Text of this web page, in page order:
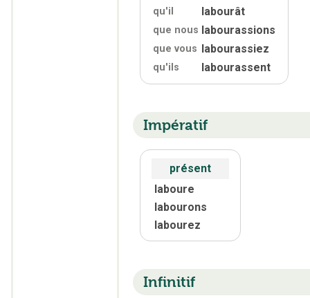
qu'il labourât
que nous labourassions
que vous labourassiez
qu'ils labourassent
Impératif
présent
laboure
labourons
labourez
Infinitif